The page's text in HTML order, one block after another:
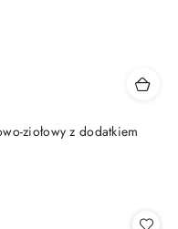
ziołowy z dodatkiem